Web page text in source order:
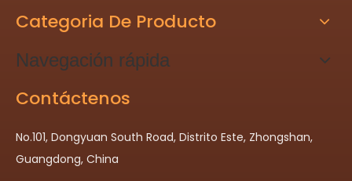
Categoria De Producto
Navegación rápida
Contáctenos
No.101, Dongyuan South Road, Distrito Este, Zhongshan,
Guangdong, China